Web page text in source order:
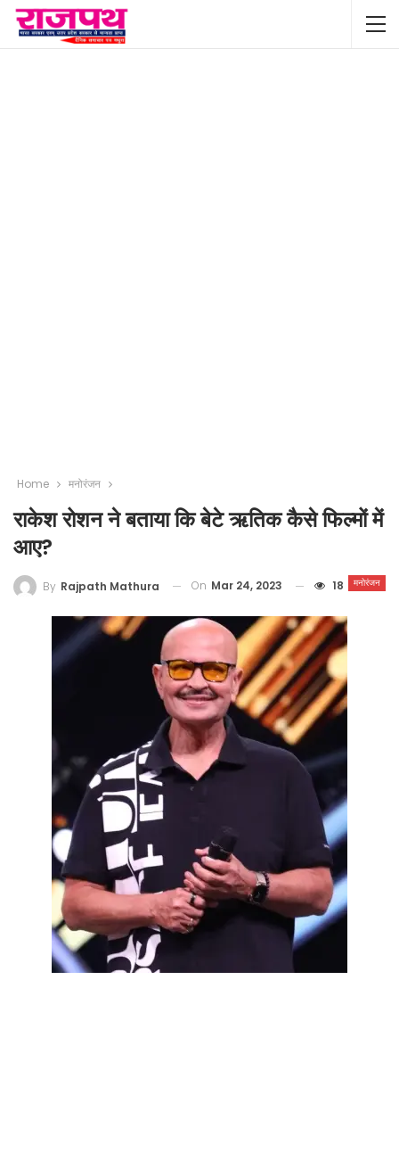
Home मनोरंजन
राकेश रोशन ने बताया कि बेटे ऋतिक कैसे फिल्मों में
आए?
मनोरंजन
By Rajpath Mathura On Mar 24, 2023 18